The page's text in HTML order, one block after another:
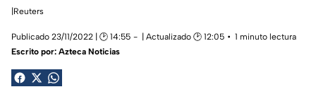
|Reuters
Publicado 23/11/2022 | 🕑 14:55 | Actualizado 🕑 12:05
1 minuto lectura
Escrito por: Azteca Noticias